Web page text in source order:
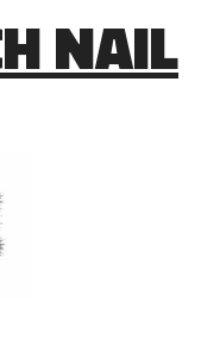
NAIL